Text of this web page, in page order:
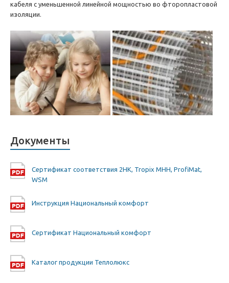
кабеля с уменьшенной линейной мощностью во фторопластовой
изоляции.
Документы
Сертификат соответствия 2HK, Tropix MHH, ProfiMat,
WSM
Инструкция Национальный комфорт
Сертификат Национальный комфорт
Каталог продукции Теплолюкс